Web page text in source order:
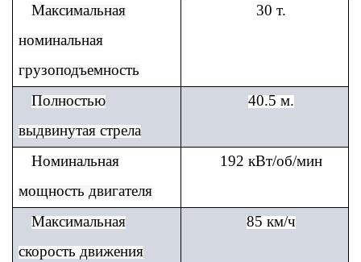
Максимальная
номинальная
грузоподъемность
30 т.
Полностью
выдвинутая стрела
40.5 м.
Номинальная
мощность двигателя
192 кВт/об/мин
Максимальная
скорость движения
85 км/ч